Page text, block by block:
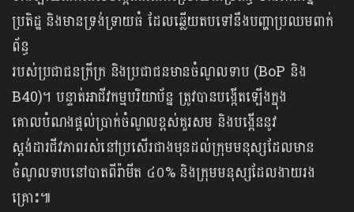
ប្រតិដ្ឋ និងមានទ្រង់ទ្រាយធំ ដែលឆ្លើយតបទៅនឹងបញ្ហាប្រឈមពាក់
ព័ន្ធ
របស់ប្រជាជនក្រីក្រ និងប្រជាជនមានចំណូលទាប (BoP និង
B40)។ បន្ទាត់អាជីវកម្មបរិយាប័ន្ន ត្រូវបានបង្កើតឡើងក្នុង
គោលបំណងផ្តល់ប្រាក់ចំណូលខ្ពស់គួរសម និងបង្កើននូវ
ស្តង់ដារជីវភាពរស់នៅប្រសើរជាងមុនដល់ក្រុមមនុស្សដែលមាន
ចំណូលទាបនៅបាតពីរ៉ាមីត ៤០% និងក្រុមមនុស្សដែលងាយរង
គ្រោះ៕